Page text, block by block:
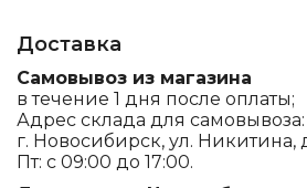
Доставка
Самовывоз из магазина
в течение 1 дня после оплаты;
Адрес склада для самовывоза:
г. Новосибирск, ул. Никитина,
Пт: с 09:00 до 17:00.